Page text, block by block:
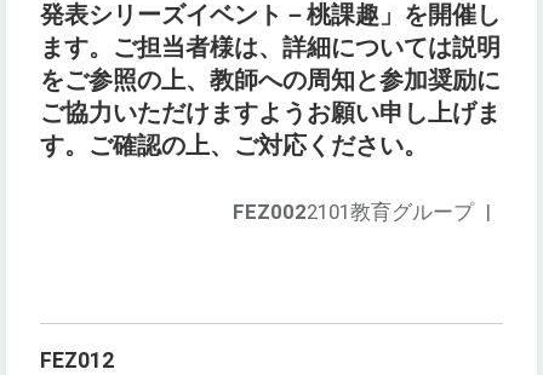
発表シリーズイベント－桃課趣」を開催し
ます。ご担当者様は、詳細については説明
をご参照の上、教師への周知と参加奨励に
ご協力いただけますようお願い申し上げま
す。ご確認の上、ご対応ください。
FEZ0022101教育グループ |
FEZ012